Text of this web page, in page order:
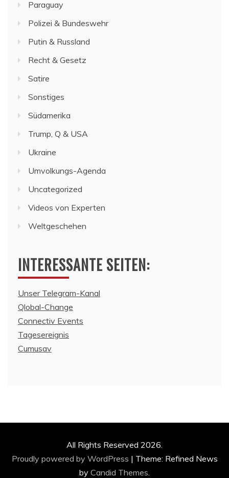
Paraguay
Polizei & Bundeswehr
Putin & Russland
Recht & Gesetz
Satire
Sonstiges
Südamerika
Trump, Q & USA
Ukraine
Umvolkungs-Agenda
Uncategorized
Videos von Experten
Weltgeschehen
INTERESSANTE SEITEN:
Unser Telegram-Kanal
Qlobal-Change
Connectiv Events
Tagesereignis
Cumusav
All Rights Reserved 2026.
Proudly powered by WordPress | Theme: Refined News
by Candid Themes